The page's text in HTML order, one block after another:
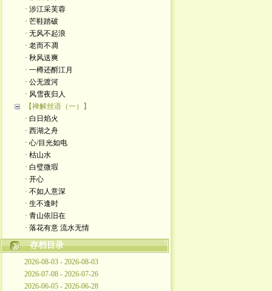
· 涉江采芙蓉
· 芒鞋踏破
· 无风不起浪
· 老而不凋
· 秋风送爽
· 一樽还酹江月
· 公无渡河
· 风雪夜归人
【禅解丝语（一）】
· 白日焰火
· 西湖之舟
· 心/目光如电
· 枯山水
· 白璧微瑕
· 开心
· 不如人意深
· 生不逢时
· 青山依旧在
· 落花有意 流水无情
存档目录
2026-08-03 - 2026-08-03
2026-07-08 - 2026-07-26
2026-06-05 - 2026-06-28